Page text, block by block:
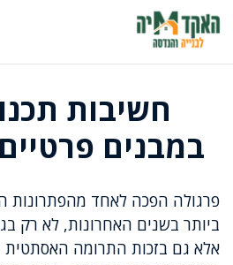
לדלג
לתוכן
חשיבות
במבנים פרטיים
פרגולה הפכה לאחד מהפתרונות
ביותר בשנים האחרונות, לא רק
אלא גם בזכות התרומה האסתטית